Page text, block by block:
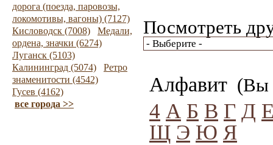
дорога (поезда, паровозы,
локомотивы, вагоны) (7127)
Кисловодск (7008)
Медали,
ордена, значки (6274)
Луганск (5103)
Калининград (5074)
Ретро
знаменитости (4542)
Гусев (4162)
все города >>
Посмотреть
Алфавит (Вы
4 А Б В Г Д
Щ Э Ю Я